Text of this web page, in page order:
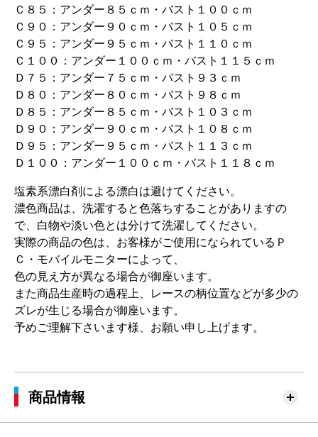
Ｃ８５：アンダー８５ｃｍ・バスト１００ｃｍ
Ｃ９０：アンダー９０ｃｍ・バスト１０５ｃｍ
Ｃ９５：アンダー９５ｃｍ・バスト１１０ｃｍ
Ｃ１００：アンダー１００ｃｍ・バスト１１５ｃｍ
Ｄ７５：アンダー７５ｃｍ・バスト９３ｃｍ
Ｄ８０：アンダー８０ｃｍ・バスト９８ｃｍ
Ｄ８５：アンダー８５ｃｍ・バスト１０３ｃｍ
Ｄ９０：アンダー９０ｃｍ・バスト１０８ｃｍ
Ｄ９５：アンダー９５ｃｍ・バスト１１３ｃｍ
Ｄ１００：アンダー１００ｃｍ・バスト１１８ｃｍ
塩素系漂白剤による漂白は避けてください。
濃色商品は、洗濯すると色落ちすることがありますの
で、白物や淡い色とは分けて洗濯してください。
実際の商品の色は、お客様がご使用になられているＰ
Ｃ・モバイルモニターによって、
色の見え方が異なる場合が御座います。
また商品生産時の過程上、レースの柄位置などが多少の
ズレが生じる場合が御座います。
予めご理解下さいます様、お願い申し上げます。
商品情報